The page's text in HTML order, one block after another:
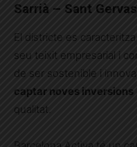
Sarrià – Sant
El districte es
seu teixit empresarial i
de ser sostenible i
captar noves inversions
qualitat.